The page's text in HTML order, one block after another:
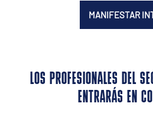
MANIFESTAR
LOS PROFESIONALES DEL
ENTRARÁS EN